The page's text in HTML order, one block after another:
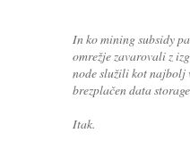
In ko mining subsidy
omrežje zavarovali z
node služili kot najbolj
brezplačen data
Itak.